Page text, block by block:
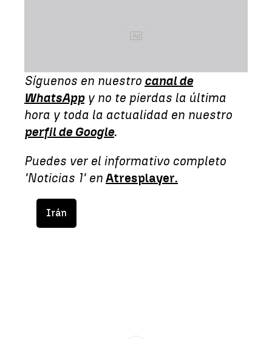
Ad
Síguenos en nuestro canal de
WhatsAppy no te pierdas la última
hora y toda la actualidad en nuestro
perfil de Google.
Puedes ver el informativo completo
'Noticias 1' en Atresplayer.
Irán